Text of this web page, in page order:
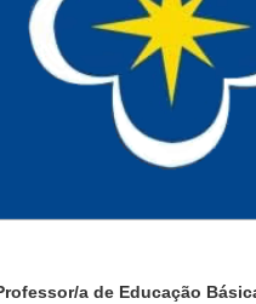
a de Educação